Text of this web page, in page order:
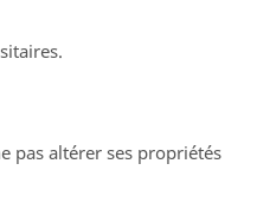
pas altérer ses propriétés